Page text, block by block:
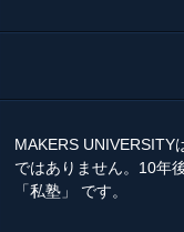
MAKERS UNIVERSITY
ではありません。10年
「私塾」 です。